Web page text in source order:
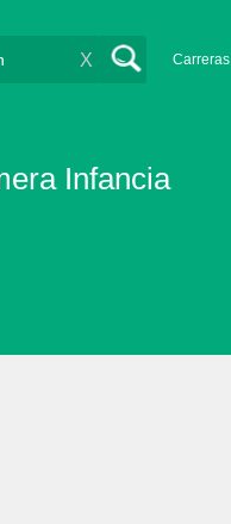
Carreras
X
Infancia